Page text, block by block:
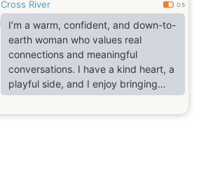
Cross River 0.5
I’m a warm, confident, and down-to-
earth woman who values real
connections and meaningful
conversations. I have a kind heart, a
playful side, and I enjoy bringing
positive energy wherever I go. I
believe in being genuine, loyal, and